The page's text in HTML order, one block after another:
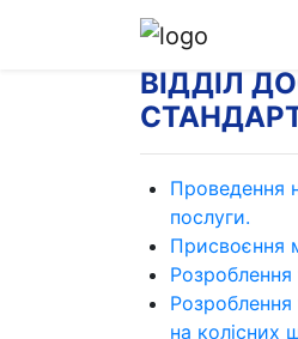
ВІДДІЛ
Проведення
послуги.
Присвоєння
на колісних